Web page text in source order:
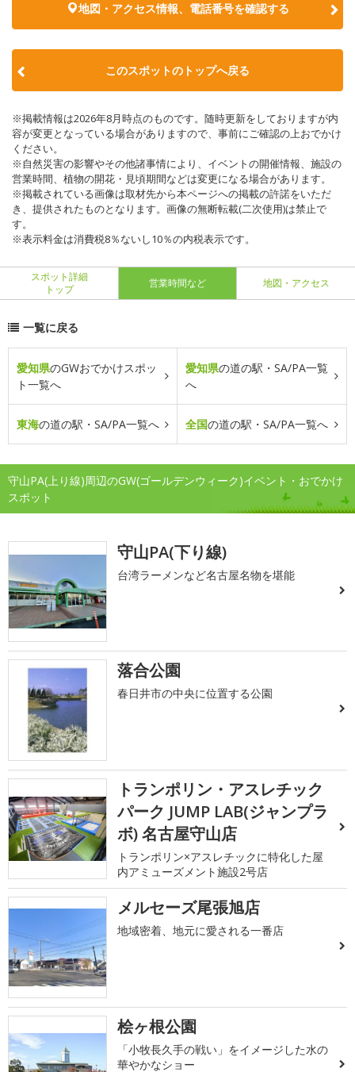
地図・アクセス情報、電話番号を確認する
このスポットのトップへ戻る
※掲載情報は2026年8月時点のものです。随時更新をしておりますが内
容が変更となっている場合がありますので、事前にご確認の上おでかけ
ください。
※自然災害の影響やその他諸事情により、イベントの開催情報、施設の
営業時間、植物の開花・見頃期間などは変更になる場合があります。
※掲載されている画像は取材先から本ページへの掲載の許諾をいただ
き、提供されたものとなります。画像の無断転載(二次使用)は禁止で
す。
※表示料金は消費税8％ないし10％の内税表示です。
スポット詳細
トップ
営業時間など 地図・アクセス
一覧に戻る
愛知県のGWおでかけスポッ
ト一覧へ
愛知県の道の駅・SA/PA一覧
へ
東海の道の駅・SA/PA一覧へ 全国の道の駅・SA/PA一覧へ
守山PA(上り線)周辺のGW(ゴールデンウィーク)イベント・おでかけ
スポット
守山PA(下り線)
台湾ラーメンなど名古屋名物を堪能
落合公園
春日井市の中央に位置する公園
トランポリン・アスレチック
パーク JUMP LAB(ジャンプラ
ボ) 名古屋守山店
トランポリン×アスレチックに特化した屋
内アミューズメント施設2号店
メルセーズ尾張旭店
地域密着、地元に愛される一番店
桧ヶ根公園
「小牧長久手の戦い」をイメージした水の
華やかなショー